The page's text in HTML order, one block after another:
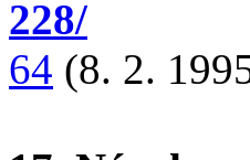
228/
64 (8. 2.